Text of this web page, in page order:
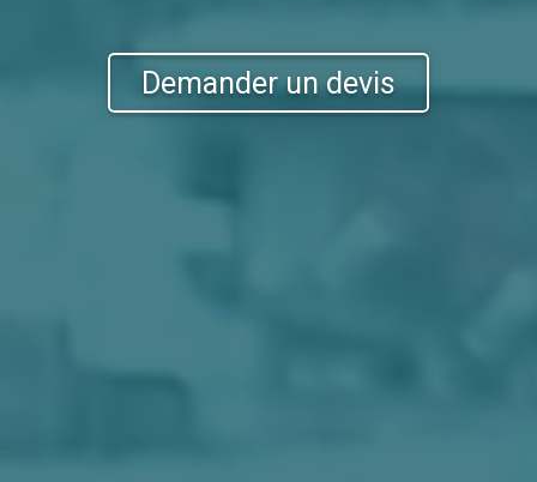
Demander un devis